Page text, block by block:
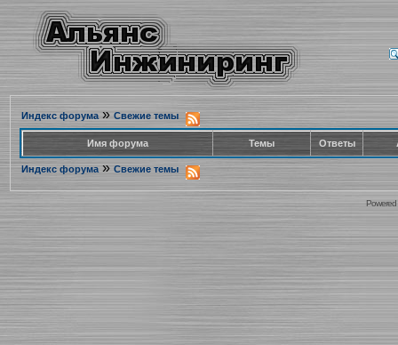
Индекс форума» Свежие темы
Имя форума Темы Ответы
Индекс форума » Свежие темы